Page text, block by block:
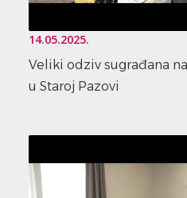
14.05.2025.
Veliki odziv sugrađana
u Staroj Pazovi